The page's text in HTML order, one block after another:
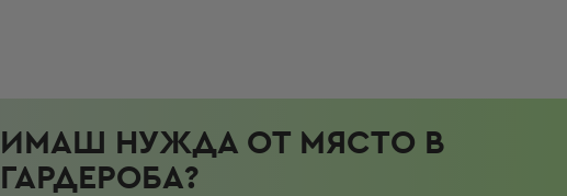
ИМАШ НУЖДА ОТ МЯСТО В
ГАРДЕРОБА?